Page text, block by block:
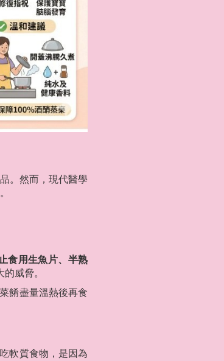
。然而，現代醫學
食用生魚片、半熟
威脅。
餚盡量溫熱後再食
軟質食物，是因為